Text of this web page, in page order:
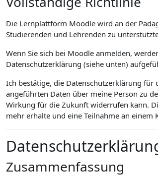
Die Lernplattform Moodle wird an der
Studierenden und Lehrenden zu
Wenn Sie sich bei Moodle anmelden,
Datenschutzerklärung (siehe unten)
Ich bestätige, die Datenschutzerklärung
angeführten Daten über meine Person zu
Wirkung für die Zukunft widerrufen kann.
mehr erhalte und eine Teilnahme an
Zusammenfassung